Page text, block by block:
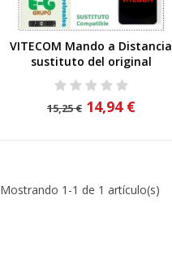
Vista rápida
VITECOM Mando a Distancia
sustituto del original
15,25 € 14,94 €
Mostrando 1-1 de 1 artículo(s)